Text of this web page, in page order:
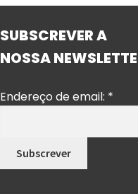
SUBSCREVER A
NOSSA
Endereço de email: *